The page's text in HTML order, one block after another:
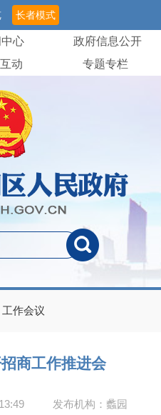
长者模式
心
政府信息公开
动 专题专栏
工作会议
商工作推进会
发布机构：蠡园